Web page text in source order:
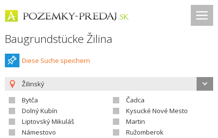
Baugrundstücke Žilina
Diese Suche speichern
Žilinský
Bytča
Čadca
Dolný Kubín
Kysucké Nové Mesto
Liptovský Mikuláš
Martin
Námestovo
Ružomberok